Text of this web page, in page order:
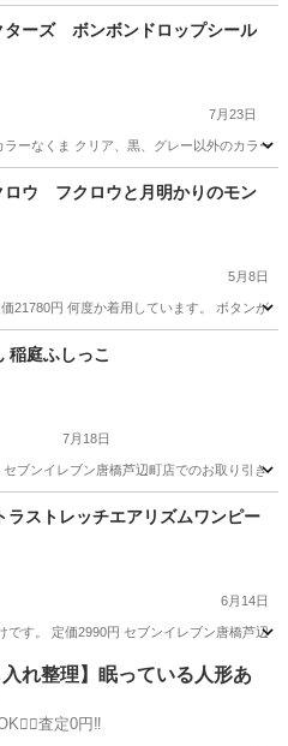
ターズ ボンボンドロップシール
7月23日
ラーなくま クリア、黒、グレー以外のカラ
ロウ フクロウと月明かりのモン
5月8日
21780円 何度か着用しています。 ボタンが
ウ
稲庭ふしっこ
7月18日
ブンイレブン唐橋芦辺町店でのお取り引きと
ラストレッチエアリズムワンピー
6月14日
です。 定価2990円 セブンイレブン唐橋芦辺
入れ整理】眠っている人形あ
査定0円‼️